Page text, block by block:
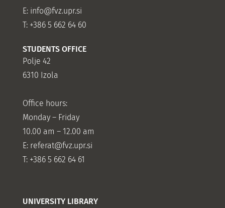
E: info@fvz.upr.si
T: +386 5 662 64 60
STUDENTS OFFICE
Polje 42
6310 Izola
Office hours:
Monday – Friday
10.00 am – 12.00 am
E: referat@fvz.upr.si
T: +386 5 662 64 61
UNIVERSITY LIBRARY